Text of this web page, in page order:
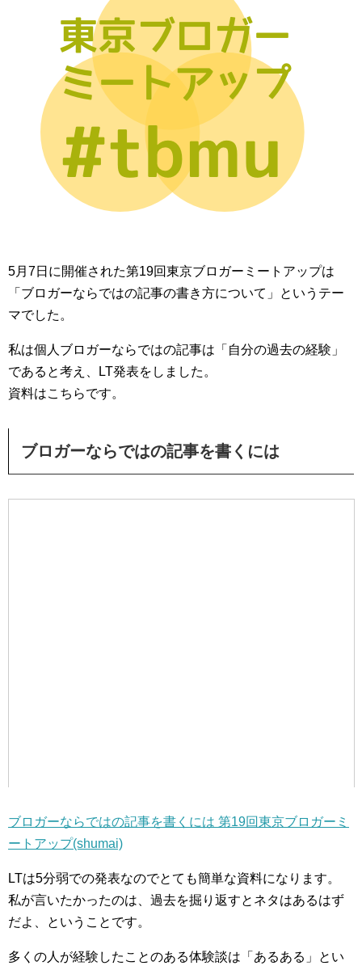
5月7日に開催された第19回東京ブロガーミートアップは
「ブロガーならではの記事の書き方について」というテー
マでした。
私は個人ブロガーならではの記事は「自分の過去の経験」
であると考え、LT発表をしました。
資料はこちらです。
ブロガーならではの記事を書くには
ブロガーならではの記事を書くには 第19回東京ブロガーミ
ートアップ(shumai)
LTは5分弱での発表なのでとても簡単な資料になります。
私が言いたかったのは、過去を掘り返すとネタはあるはず
だよ、ということです。
多くの人が経験したことのある体験談は「あるある」とい